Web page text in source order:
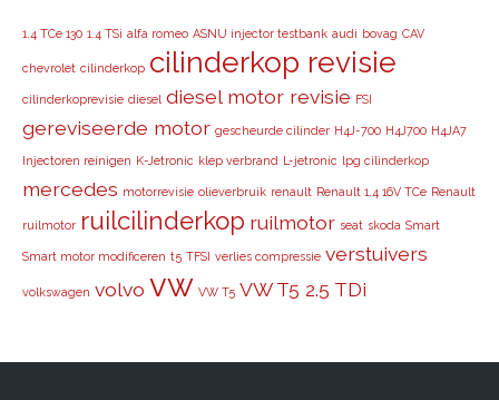
1.4 TCe 130 1.4 TSi alfa romeo ASNU injector testbank audi bovag CAV
chevrolet cilinderkop cilinderkop revisie
cilinderkoprevisie diesel diesel motor revisie FSI
gereviseerde motor gescheurde cilinder H4J-700 H4J700 H4JA7
Injectoren reinigen K-Jetronic klep verbrand L-jetronic lpg cilinderkop
mercedes motorrevisie olieverbruik renault Renault 1.4 16V TCe Renault
ruilmotor ruilcilinderkop ruilmotor seat skoda Smart
Smart motor modificeren t5 TFSI verlies compressie verstuivers
volkswagen volvo vw VW T5 VW T5 2.5 TDi